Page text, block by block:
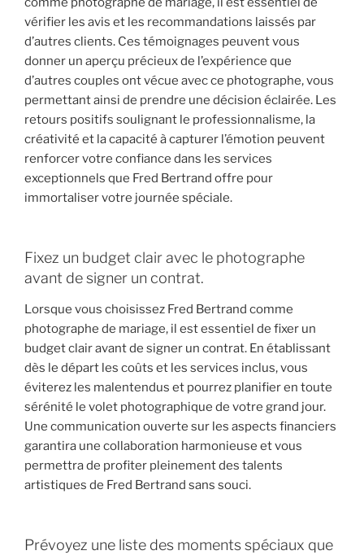
vérifier les avis et les recommandations laissés par
d’autres clients. Ces témoignages peuvent vous
donner un aperçu précieux de l’expérience que
d’autres couples ont vécue avec ce photographe, vous
permettant ainsi de prendre une décision éclairée. Les
retours positifs soulignant le professionnalisme, la
créativité et la capacité à capturer l’émotion peuvent
renforcer votre confiance dans les services
exceptionnels que Fred Bertrand offre pour
immortaliser votre journée spéciale.
Fixez un budget clair avec le photographe
avant de signer un contrat.
Lorsque vous choisissez Fred Bertrand comme
photographe de mariage, il est essentiel de fixer un
budget clair avant de signer un contrat. En établissant
dès le départ les coûts et les services inclus, vous
éviterez les malentendus et pourrez planifier en toute
sérénité le volet photographique de votre grand jour.
Une communication ouverte sur les aspects financiers
garantira une collaboration harmonieuse et vous
permettra de profiter pleinement des talents
artistiques de Fred Bertrand sans souci.
Prévoyez une liste des moments spéciaux que